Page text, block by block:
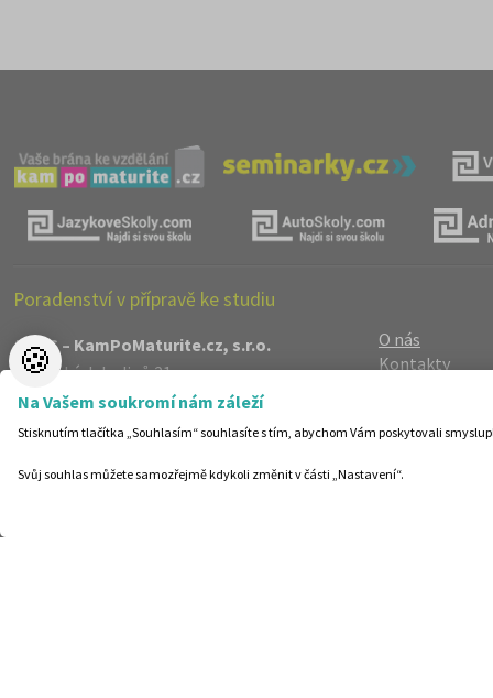
Poradenství v přípravě ke studiu
AMOS – KamPoMaturite.cz, s.r.o.
Dukelských hrdinů 21
Praha 7
170 00
info@kampomaturite.cz
+420 606 411 115
O nás
Kontakty
Reference
Registrace
🍪
Na Vašem soukromí nám záleží
Stisknutím tlačítka „Souhlasím“ souhlasíte s tím, abychom Vám poskytovali
Svůj souhlas můžete samozřejmě kdykoli změnit v části „Nastavení“.